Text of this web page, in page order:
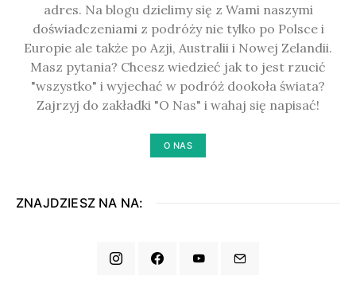
adres. Na blogu dzielimy się z Wami naszymi
doświadczeniami z podróży nie tylko po Polsce i
Europie ale także po Azji, Australii i Nowej Zelandii.
Masz pytania? Chcesz wiedzieć jak to jest rzucić
"wszystko" i wyjechać w podróż dookoła świata?
Zajrzyj do zakładki "O Nas" i wahaj się napisać!
O NAS
ZNAJDZIESZ NA NA: